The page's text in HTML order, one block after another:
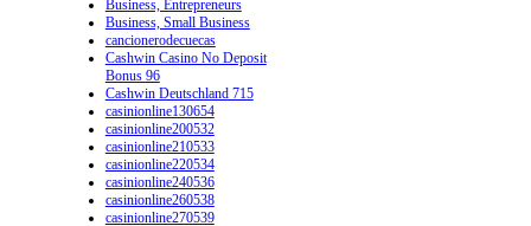
Business, Entrepreneurs
Business, Small Business
cancionerodecuecas
Cashwin Casino No Deposit
Bonus 96
Cashwin Deutschland 715
casinionline130654
casinionline200532
casinionline210533
casinionline220534
casinionline240536
casinionline260538
casinionline270539